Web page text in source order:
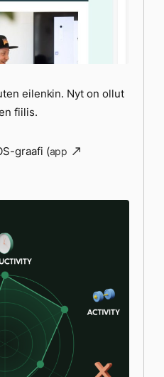
eilenkin. Nyt on ollut
fiilis.
graafi (app